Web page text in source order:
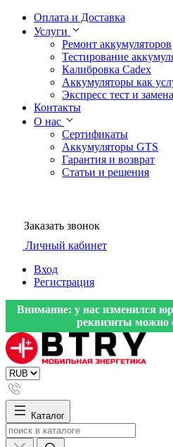
Оплата и Доставка
Услуги
Ремонт аккумуляторов
Тестирование
Калибровка Cadex
Аккумуляторы как
Экспресс тест и
Контакты
О нас
Сертификаты
Аккумуляторы GTS
Гарантия и возврат
Статьи и решения
Заказать звонок
Личный кабинет
Вход
Регистрация
Внимание: у нас изменился
реквизиты можно
Каталог